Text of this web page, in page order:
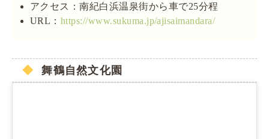
アクセス：南紀白浜温泉街から車で25分程
URL： https://www.sukuma.jp/ajisaimandara/
舞鶴自然文化園